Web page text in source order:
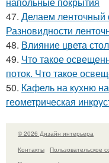
47. Делаем ленточный
Разновидности
48. Влияние цвета
49. Что такое
поток. Что такое
50. Кафель на кухню
геометрическая
© 2026 Дизайн интерьера
Контакты
Пользовательское